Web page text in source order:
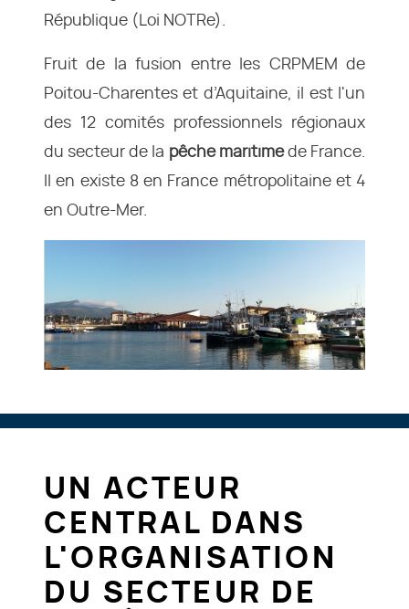
République (Loi NOTRe).
Fruit de la fusion entre les CRPMEM de
Poitou-Charentes et d’Aquitaine, il est l'un
des 12 comités professionnels régionaux
du secteur de la pêche maritimede France.
Il en existe 8 en France métropolitaine et 4
en Outre-Mer.
UN ACTEUR
CENTRAL DANS
L'ORGANISATION
DU SECTEUR DE